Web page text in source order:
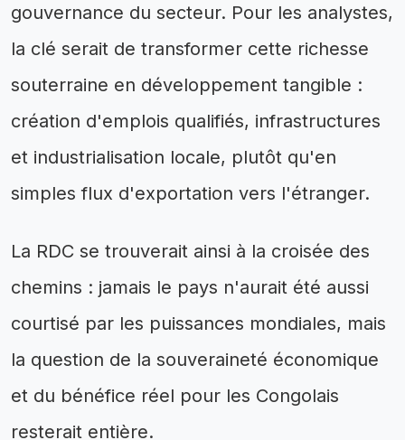
gouvernance du secteur. Pour les analystes,
la clé serait de transformer cette richesse
souterraine en développement tangible :
création d'emplois qualifiés, infrastructures
et industrialisation locale, plutôt qu'en
simples flux d'exportation vers l'étranger.
La RDC se trouverait ainsi à la croisée des
chemins : jamais le pays n'aurait été aussi
courtisé par les puissances mondiales, mais
la question de la souveraineté économique
et du bénéfice réel pour les Congolais
resterait entière.